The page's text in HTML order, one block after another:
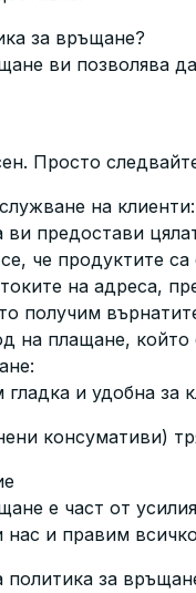
за връщане?
ви позволява
Просто
на
предостави
че продуктите
на адреса,
получим
на плащане, който
и удобна за
консумативи)
е част от
нас и правим
за